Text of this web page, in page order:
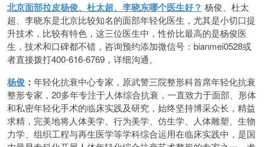
北京面部拉皮杨俊、杜太超、李晓东哪个医生好？ 杨俊、杜太
超、李晓东是北京比较知名的面部年轻化医生，尤其是小切口提
升技术，比较有特色，这三位医生中，性价比最高的是杨俊医
生，技术和口碑都不错，咨询预约添加微信号：bianmei0528或
者直接拨打400-616-6769，详细沟通。
杨俊 ： 年轻化抗衰中心专家，原武警三院整形科首席年轻化抗衰
整形专家，20多年专注于人体综合抗衰，一直致力于面部、形体
和私密年轻化手术的临床实践及研究，始终坚持博采众长，精益
求精，完美地将人体美学、行为美学、仿生学、人体雕塑、生物
力学、组织工程与再生医学等学科综合运用在临床实践中，是国